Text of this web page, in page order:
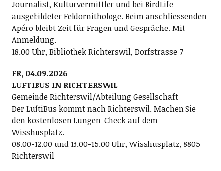
Journalist, Kulturvermittler und bei BirdLife
ausgebildeter Feldornithologe. Beim anschliessenden
Apéro bleibt Zeit für Fragen und Gespräche. Mit
Anmeldung.
18.00 Uhr, Bibliothek Richterswil, Dorfstrasse 7
FR, 04.09.2026
LUFTIBUS IN RICHTERSWIL
Gemeinde Richterswil/Abteilung Gesellschaft
Der LuftiBus kommt nach Richterswil. Machen Sie
den kostenlosen Lungen-Check auf dem
Wisshusplatz.
08.00-12.00 und 13.00-15.00 Uhr, Wisshusplatz, 8805
Richterswil